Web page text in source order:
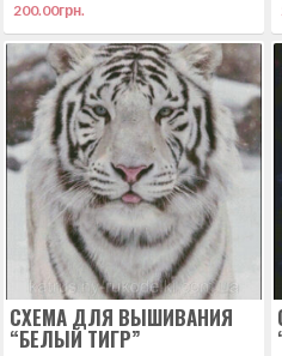
200.00грн.
СХЕМА ДЛЯ ВЫШИВАНИЯ
“БЕЛЫЙ ТИГР”